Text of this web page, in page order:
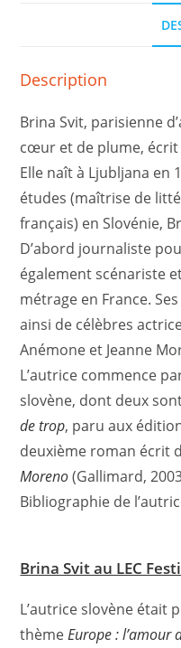
Description
Brina Svit, parisienne
cœur et de plume, écrit
Elle naît à Ljubljana en
études (maîtrise de
français) en Slovénie,
D’abord journaliste
également scénariste
métrage en France.
ainsi de célèbres
Anémone et Jeanne
L’autrice commence
slovène, dont deux
de trop, paru aux
deuxième roman écrit
Moreno (Gallimard,
Bibliographie de
Brina Svit au LEC
L’autrice slovène était
thèmeEurope : l’amour